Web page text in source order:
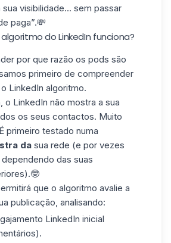
sua visibilidade... sem passar
paga”.💸
do LinkedIn funciona?
por que razão os pods são
primeiro de compreender
LinkedIn algoritmo.
o LinkedIn não mostra a sua
os seus contactos. Muito
primeiro testado numa
da sua rede (e por vezes
das suas
que o algoritmo avalie a
publicação, analisando:
LinkedIn inicial